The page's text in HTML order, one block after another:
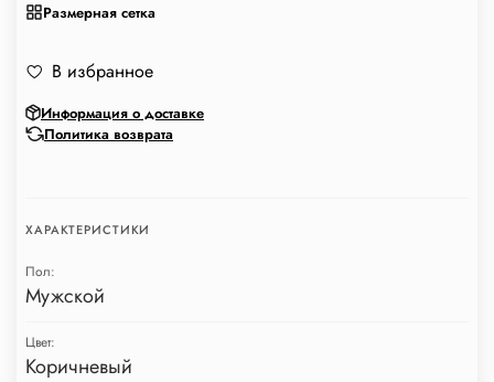
Размерная сетка
В избранное
Информация о доставке
Политика возврата
ХАРАКТЕРИСТИКИ
Пол:
Мужской
Цвет:
Коричневый